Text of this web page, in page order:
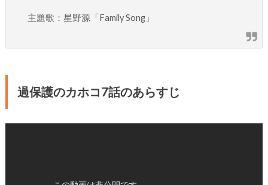
主題歌：星野源「Family Song」
過保護のカホコ7話のあらすじ